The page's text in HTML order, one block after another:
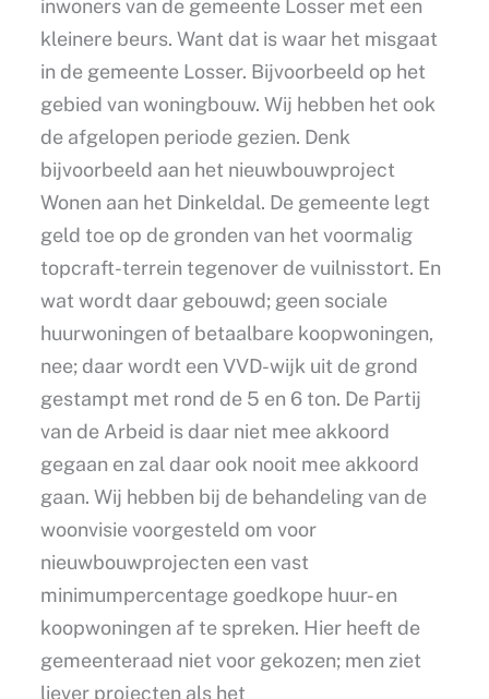
inwoners van de gemeente Losser met een
kleinere beurs. Want dat is waar het misgaat
in de gemeente Losser. Bijvoorbeeld op het
gebied van woningbouw. Wij hebben het ook
de afgelopen periode gezien. Denk
bijvoorbeeld aan het nieuwbouwproject
Wonen aan het Dinkeldal. De gemeente legt
geld toe op de gronden van het voormalig
topcraft-terrein tegenover de vuilnisstort. En
wat wordt daar gebouwd; geen sociale
huurwoningen of betaalbare koopwoningen,
nee; daar wordt een VVD-wijk uit de grond
gestampt met rond de 5 en 6 ton. De Partij
van de Arbeid is daar niet mee akkoord
gegaan en zal daar ook nooit mee akkoord
gaan. Wij hebben bij de behandeling van de
woonvisie voorgesteld om voor
nieuwbouwprojecten een vast
minimumpercentage goedkope huur- en
koopwoningen af te spreken. Hier heeft de
gemeenteraad niet voor gekozen; men ziet
liever projecten als het